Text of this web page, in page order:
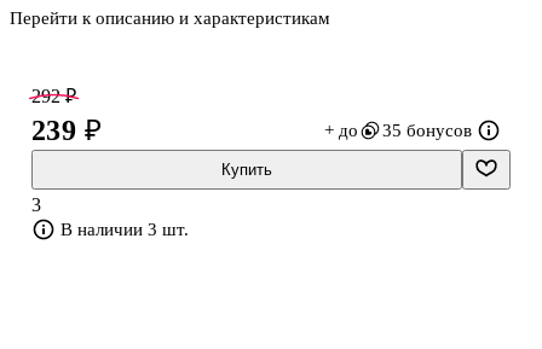
Предложенные в книге задания для школьников направлены на
письменные тексты, пересказывать, извлекать из них нужную
информацию, выделять главную мысль, а также использовать
полученную информацию для ответов на вопросы.
В пособии предлагаются тексты для написания диктантов и
Перейти к описанию и характеристикам
292 ₽
239 ₽ + до 35 бонусов
Купить
3
В наличии 3 шт.